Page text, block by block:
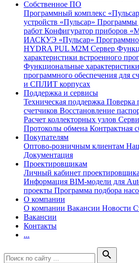
Собственное ПО
Программный комплекс
устройств «Пульсар» Программы
работ Конфигуратор приборов
ИАСКУЭ «Пульсар»
HYDRA PUL M2M Сервер
характеристики встроенного
Функциональные
программного обеспечения для
и СПЛИТ корпусах
Поддержка и сервисы
Техническая поддержка Поверка
счетчиков Восстановление
Расчет коллекторных узлов
Протоколы обмена Контрактная
Покупателям
Оптово-розничным клиентам
Документация
Проектировщикам
Личный кабинет проектировщика
Информация BIM-модели для
проекты Программа подбора
О компании
О компании Вакансии Новости
Вакансии
Контакты
...
search